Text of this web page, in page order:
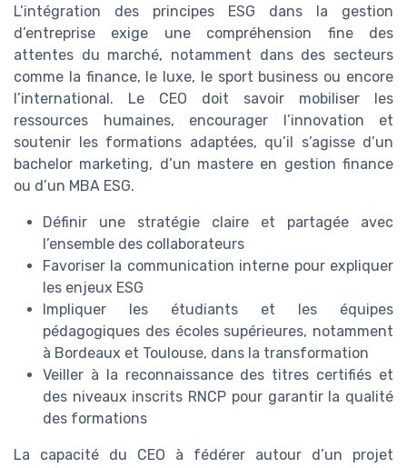
L’intégration des principes ESG dans la gestion
d’entreprise exige une compréhension fine des
attentes du marché, notamment dans des secteurs
comme la finance, le luxe, le sport business ou encore
l’international. Le CEO doit savoir mobiliser les
ressources humaines, encourager l’innovation et
soutenir les formations adaptées, qu’il s’agisse d’un
bachelor marketing, d’un mastere en gestion finance
ou d’un MBA ESG.
Définir une stratégie claire et partagée avec
l’ensemble des collaborateurs
Favoriser la communication interne pour expliquer
les enjeux ESG
Impliquer les étudiants et les équipes
pédagogiques des écoles supérieures, notamment
à Bordeaux et Toulouse, dans la transformation
Veiller à la reconnaissance des titres certifiés et
des niveaux inscrits RNCP pour garantir la qualité
des formations
La capacité du CEO à fédérer autour d’un projet